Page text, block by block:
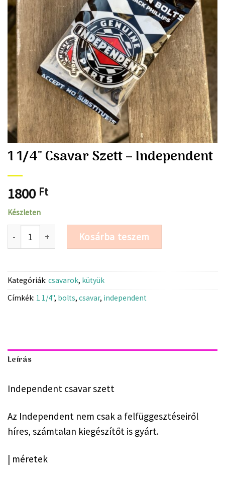
1 1/4″ Csavar Szett – Independent
1800 Ft
Készleten
1 1/4" Csavar Szett - Independent mennyiség
Kosárba teszem
Kategóriák: csavarok, kütyük
Címkék: 1 1/4", bolts, csavar, independent
Leírás
Independent csavar szett
Az Independent nem csak a felfüggesztéseiről
híres, számtalan kiegészítőt is gyárt.
| méretek